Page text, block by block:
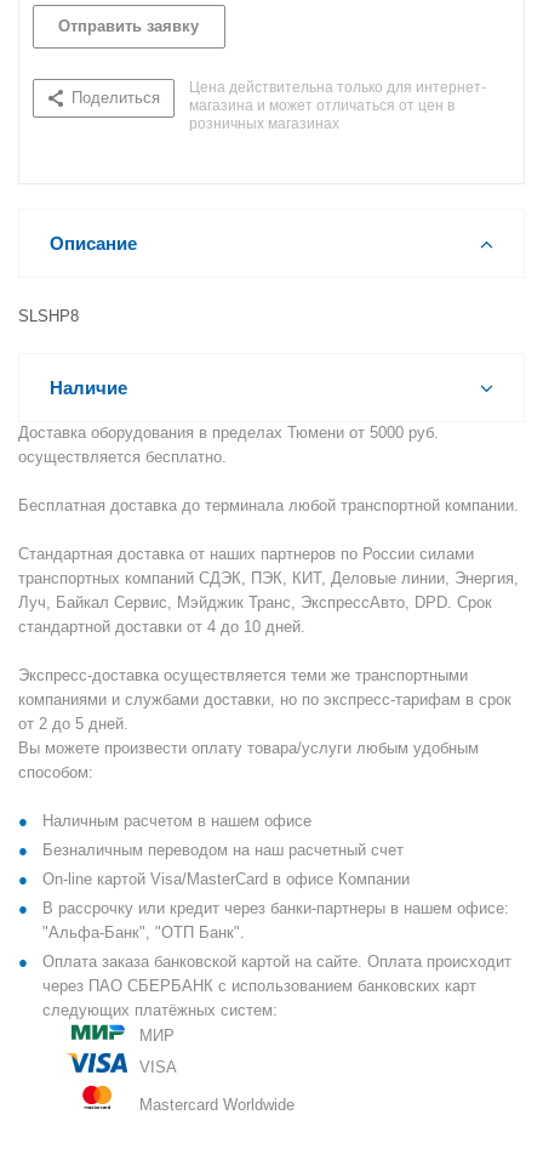
Отправить заявку
Поделиться
Цена действительна только для интернет-
магазина и может отличаться от цен в
розничных магазинах
Описание
SLSHP8
Наличие
Доставка оборудования в пределах Тюмени от 5000 руб.
осуществляется бесплатно.
Бесплатная доставка до терминала любой транспортной компании.
Стандартная доставка от наших партнеров по России силами
транспортных компаний СДЭК, ПЭК, КИТ, Деловые линии, Энергия,
Луч, Байкал Сервис, Мэйджик Транс, ЭкспрессАвто, DPD. Срок
стандартной доставки от 4 до 10 дней.
Экспресс-доставка осуществляется теми же транспортными
компаниями и службами доставки, но по экспресс-тарифам в срок
от 2 до 5 дней.
Вы можете произвести оплату товара/услуги любым удобным
способом:
Наличным расчетом в нашем офисе
Безналичным переводом на наш расчетный счет
On-line картой Visa/MasterCard в офисе Компании
В рассрочку или кредит через банки-партнеры в нашем офисе:
"Альфа-Банк", "ОТП Банк".
Оплата заказа банковской картой на сайте. Оплата происходит
через ПАО СБЕРБАНК с использованием банковских карт
следующих платёжных систем:
МИР
VISA
Mastercard Worldwide